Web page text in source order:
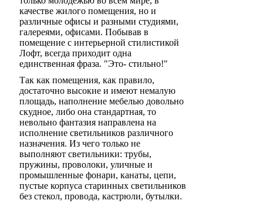
качестве жилого помещения, но и
различные офисы и разными студиями,
галереями, офисами. Побывав в
помещение с интерьерной стилистикой
Лофт, всегда приходит одна
единственная фраза. "Это- стильно!"
Так как помещения, как правило,
достаточно высокие и имеют немалую
площадь, наполнение мебелью довольно
скудное, либо она стандартная, то
невольно фантазия направлена на
исполнение светильников различного
назначения. Из чего только не
выполняют светильники: трубы,
пружины, проволоки, уличные и
промышленные фонари, канаты, цепи,
пустые корпуса старинных светильников
без стекол, провода, кастрюли, бутылки.